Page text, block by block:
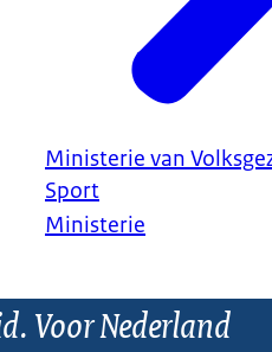
Ministerie van
Sport
Ministerie
Voor Nederland